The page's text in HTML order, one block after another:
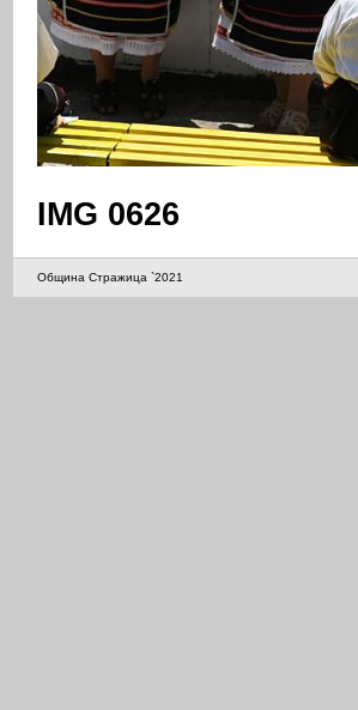
IMG 0626
Община Стражица `2021